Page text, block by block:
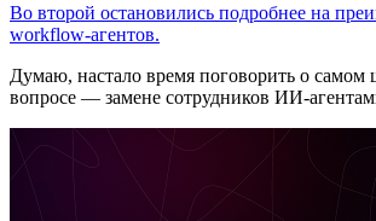
Во второй остановились подробнее на
workflow-агентов.
Думаю, настало время поговорить о самом
вопросе — замене сотрудников ИИ-